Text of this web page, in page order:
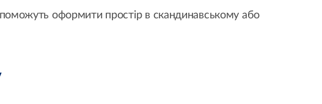
оформити простір в скандинавському або